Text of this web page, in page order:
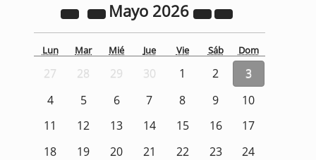
Mayo 2026
Lun Mar Mié Jue Vie Sáb Dom
27 28 29 30 1 2
3
4
5 6 7 8 9
10
11
12 13 14 15 16
17
18
19 20 21 22 23
24